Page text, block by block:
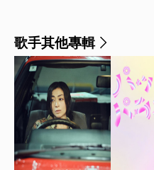
歌手其他專輯